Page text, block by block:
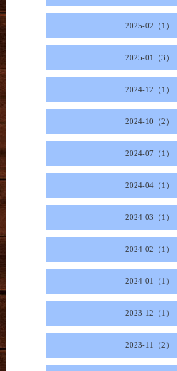
2025-02（1）
2025-01（3）
2024-12（1）
2024-10（2）
2024-07（1）
2024-04（1）
2024-03（1）
2024-02（1）
2024-01（1）
2023-12（1）
2023-11（2）